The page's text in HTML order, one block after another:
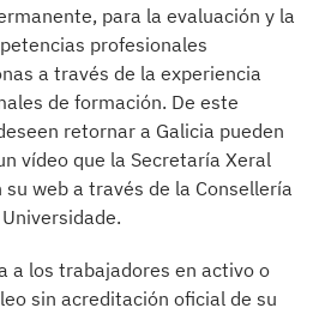
para la evaluación y la
profesionales
a través de la experiencia
de formación. De este
retornar a Galicia pueden
vídeo que la Secretaría Xeral
web a través de la Consellería
a los trabajadores en activo o
sin acreditación oficial de su